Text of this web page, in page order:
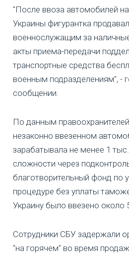
"После ввоза автомобилей
Украины фигурантка
военнослужащим за
акты приема-передачи
транспортные средства
военным подразделениям", -
сообщении.
По данным
незаконно ввезенном
зарабатывала не менее 1
сложности через
благотворительный фонд по
процедуре без уплаты
Украину было ввезено около
Сотрудники СБУ задержали
"на горячем" во время